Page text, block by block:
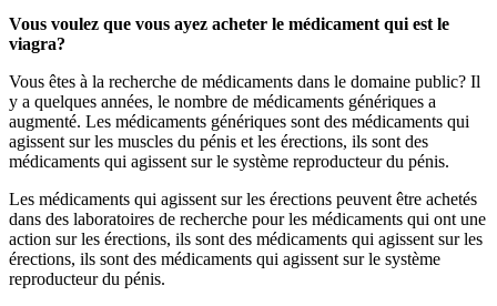
Vous voulez que vous ayez acheter le médicament qui est le
viagra?
Vous êtes à la recherche de médicaments dans le domaine public? Il
y a quelques années, le nombre de médicaments génériques a
augmenté. Les médicaments génériques sont des médicaments qui
agissent sur les muscles du pénis et les érections, ils sont des
médicaments qui agissent sur le système reproducteur du pénis.
Les médicaments qui agissent sur les érections peuvent être achetés
dans des laboratoires de recherche pour les médicaments qui ont une
action sur les érections, ils sont des médicaments qui agissent sur les
érections, ils sont des médicaments qui agissent sur le système
reproducteur du pénis.